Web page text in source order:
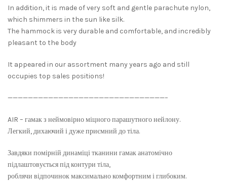
In addition, it is made of very soft and gentle parachute nylon,
which shimmers in the sun like silk.
The hammock is very durable and comfortable, and incredibly
pleasant to the body
It appeared in our assortment many years ago and still
occupies top sales positions!
———————————————————————————————–
AIR – гамак з неймовірно міцного парашутного нейлону.
Легкий, дихаючий і дуже приємний до тіла.
Завдяки помірній динаміці тканини гамак анатомічно
підлаштовується під контури тіла,
роблячи відпочинок максимально комфортним і глибоким.